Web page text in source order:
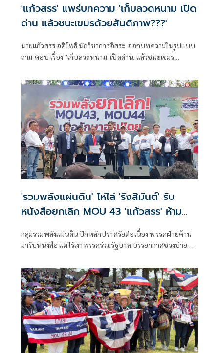
'แก้วสรร' แพร่บทความ 'เก็บลวดหนาม เปิด
ด่าน แล้วชนะเขมรด้วยสันติภาพ???'
นายแก้วสรร อติโพธิ นักวิชาการอิสระ ออกบทความในรูปแบบ
ถาม-ตอบ เรื่อง "เก็บลวดหนาม..เปิดด่าน..แล้วชนะเขมร
'รวมพลังแผ่นดิน' โห่ไล่ 'รังสิมันต์' รับ
หนังสือยกเลิก MOU 43 'แก้วสรร' ห้าม
กลุ่มรวมพลังแผ่นดิน ปักหลักปราศรัยต่อเนื่อง พรรคฝ่ายค้าน
มารับหนังสือ แต่ไร้เงาพรรคร่วมรัฐบาล บรรยากาศช่วงบ่าย
'โรม' ลั่น 'ปชน.' ขอพิสูจน์ตัวเองให้เห็น จะชนะใจด้วยการ
ทำงาน ด้าน 'ภท.' เรียกร้องทุกพรรคการเมือง หนุน ยกเลิก MOU
43-44